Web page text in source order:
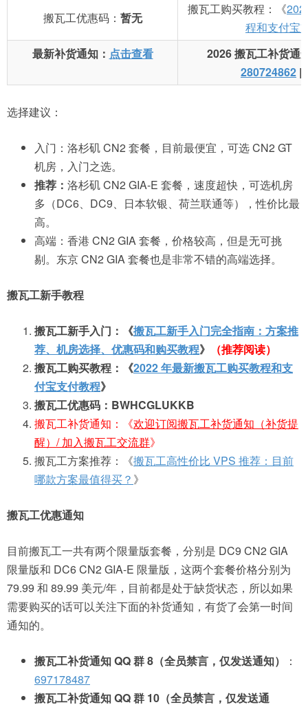
搬瓦工优惠码： 暂无
搬瓦工购买教程：《
程和支付宝
最新补货通知： 点击查看
2026 搬瓦工补货通
280724862 |
选择建议：
入门：洛杉矶 CN2 套餐，目前最便宜，可选 CN2 GT
机房，入门之选。
推荐： 洛杉矶 CN2 GIA-E 套餐，速度超快，可选机房
多（DC6、DC9、日本软银、荷兰联通等），性价比最
高。
高端：香港 CN2 GIA 套餐，价格较高，但是无可挑
剔。东京 CN2 GIA 套餐也是非常不错的高端选择。
搬瓦工新手教程
搬瓦工新手入门：《搬瓦工新手入门完全指南：方案推
荐、机房选择、优惠码和购买教程》
（推荐阅读）
搬瓦工购买教程：《2022 年最新搬瓦工购买教程和支
付宝支付教程》
搬瓦工优惠码：BWHCGLUKKB
搬瓦工补货通知：《欢迎订阅搬瓦工补货通知（补货提
醒）/ 加入搬瓦工交流群》
搬瓦工方案推荐：《搬瓦工高性价比 VPS 推荐：目前
哪款方案最值得买？ 》
搬瓦工优惠通知
目前搬瓦工一共有两个限量版套餐，分别是 DC9 CN2 GIA
限量版和 DC6 CN2 GIA-E 限量版，这两个套餐价格分别为
79.99 和 89.99 美元/年，目前都是处于缺货状态，所以如果
需要购买的话可以关注下面的补货通知，有货了会第一时间
通知的。
搬瓦工补货通知 QQ 群 8（全员禁言，仅发送通知）
：
697178487
搬瓦工补货通知 QQ 群 10（全员禁言，仅发送通